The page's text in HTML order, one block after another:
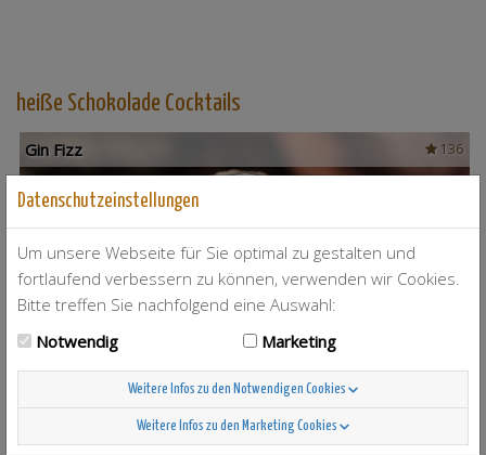
heiße Schokolade Cocktails
136
Gin Fizz
Hot Coconut Chocolate
Datenschutzeinstellungen
Um unsere Webseite für Sie optimal zu gestalten und
fortlaufend verbessern zu können, verwenden wir Cookies.
Bitte treffen Sie nachfolgend eine Auswahl:
Notwendig
Marketing
Weitere Infos zu den Notwendigen Cookies
Weitere Infos zu den Marketing Cookies